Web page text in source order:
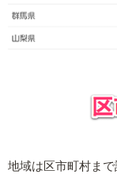
地域は区市町村まで